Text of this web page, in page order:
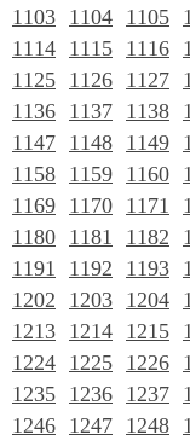
1103 1104 1105
1114 1115 1116
1125 1126 1127
1136 1137 1138
1147 1148 1149
1158 1159 1160
1169 1170 1171
1180 1181 1182
1191 1192 1193
1202 1203 1204
1213 1214 1215
1224 1225 1226
1235 1236 1237
1246 1247 1248